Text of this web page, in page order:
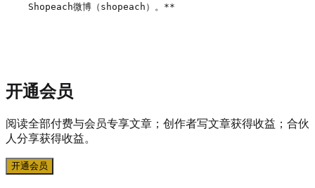
Shopeach微博（shopeach）。**
开通会员
阅读全部付费与会员专享文章；创作者写文章获得收益；合伙
人分享获得收益。
开通会员